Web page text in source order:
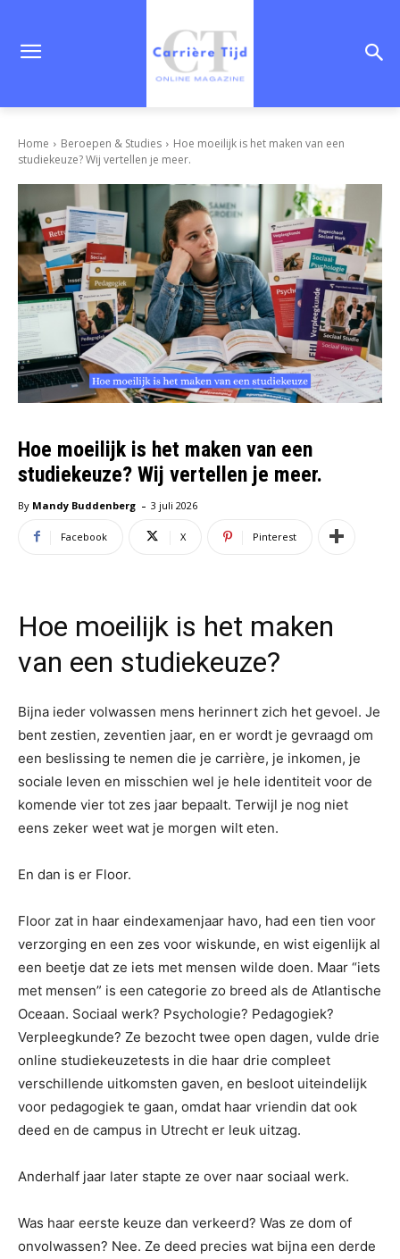
Home Beroepen & Studies
Hoe moeilijk is het maken van een
studiekeuze? Wij vertellen je meer.
Hoe moeilijk is het maken van een
studiekeuze? Wij vertellen je meer.
By Mandy Buddenberg - 3 juli 2026
Facebook X Pinterest
Hoe moeilijk is het maken
van een studiekeuze?
Bijna ieder volwassen mens herinnert zich het gevoel. Je
bent zestien, zeventien jaar, en er wordt je gevraagd om
een beslissing te nemen die je carrière, je inkomen, je
sociale leven en misschien wel je hele identiteit voor de
komende vier tot zes jaar bepaalt. Terwijl je nog niet
eens zeker weet wat je morgen wilt eten.
En dan is er Floor.
Floor zat in haar eindexamenjaar havo, had een tien voor
verzorging en een zes voor wiskunde, en wist eigenlijk al
een beetje dat ze iets met mensen wilde doen. Maar “iets
met mensen” is een categorie zo breed als de Atlantische
Oceaan. Sociaal werk? Psychologie? Pedagogiek?
Verpleegkunde? Ze bezocht twee open dagen, vulde drie
online studiekeuzetests in die haar drie compleet
verschillende uitkomsten gaven, en besloot uiteindelijk
voor pedagogiek te gaan, omdat haar vriendin dat ook
deed en de campus in Utrecht er leuk uitzag.
Anderhalf jaar later stapte ze over naar sociaal werk.
Was haar eerste keuze dan verkeerd? Was ze dom of
onvolwassen? Nee. Ze deed precies wat bijna een derde